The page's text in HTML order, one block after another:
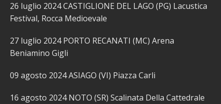
26 luglio 2024 CASTIGLIONE DEL LAGO (PG) Lacustica
Festival, Rocca Medioevale
27 luglio 2024 PORTO RECANATI (MC) Arena
Beniamino Gigli
09 agosto 2024 ASIAGO (VI) Piazza Carli
16 agosto 2024 NOTO (SR) Scalinata Della Cattedrale